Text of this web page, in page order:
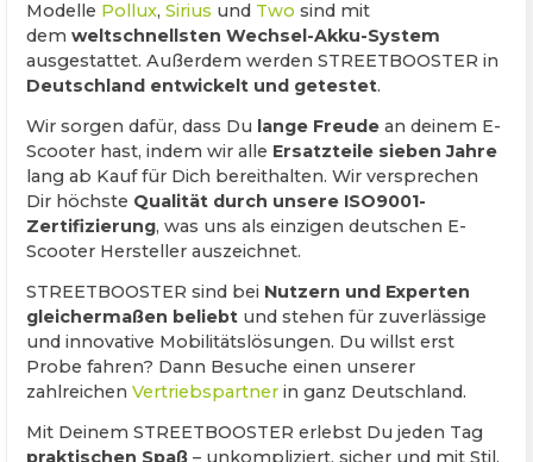
Modelle Pollux, Sirius und Two sind mit
dem weltschnellsten Wechsel-Akku-System
ausgestattet. Außerdem werden STREETBOOSTER in
Deutschland entwickelt und getestet.
Wir sorgen dafür, dass Du lange Freude an deinem E-
Scooter hast, indem wir alle Ersatzteile sieben Jahre
lang ab Kauf für Dich bereithalten. Wir versprechen
Dir höchste Qualität durch unsere ISO9001-
Zertifizierung, was uns als einzigen deutschen E-
Scooter Hersteller auszeichnet.
STREETBOOSTER sind bei Nutzern und Experten
gleichermaßen beliebt und stehen für zuverlässige
und innovative Mobilitätslösungen. Du willst erst
Probe fahren? Dann Besuche einen unserer
zahlreichen Vertriebspartner in ganz Deutschland.
Mit Deinem STREETBOOSTER erlebst Du jeden Tag
praktischen Spaß – unkompliziert, sicher und mit Stil.